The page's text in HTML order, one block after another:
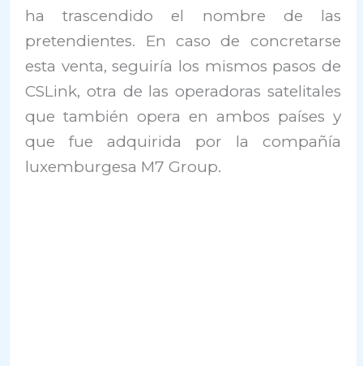
ha trascendido el nombre de las
pretendientes. En caso de concretarse
esta venta, seguiría los mismos pasos de
CSLink, otra de las operadoras satelitales
que también opera en ambos países y
que fue adquirida por la compañía
luxemburgesa M7 Group.